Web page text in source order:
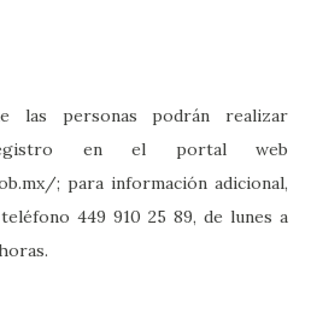
las personas podrán realizar
en el portal web
; para información adicional,
449 910 25 89, de lunes a